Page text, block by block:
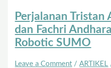
Perjalanan
dan Fachri
Robotic SUMO
Leave a Comment /ARTIKEL